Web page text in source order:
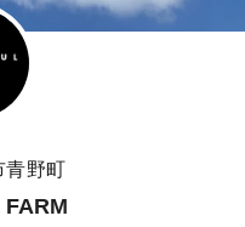
青野町